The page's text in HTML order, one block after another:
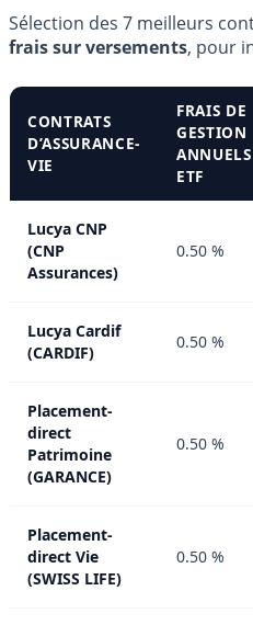
Sélection des 7 meilleurs
frais sur versements, pour
CONTRATS
D’ASSURANCE-
VIE
FRAIS DE
GESTION
ANNUELS
ETF
Lucya CNP
(CNP
Assurances)
0.50 %
Lucya Cardif
(CARDIF)
0.50 %
Placement-
direct
Patrimoine
(GARANCE)
0.50 %
Placement-
direct Vie
(SWISS LIFE)
0.50 %